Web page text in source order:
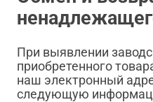
При выявлении
приобретенного
наш электронный
следующую